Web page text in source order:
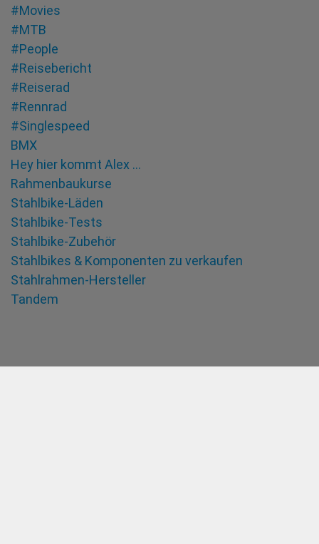
#Movies
#MTB
#People
#Reisebericht
#Reiserad
#Rennrad
#Singlespeed
BMX
Hey hier kommt Alex …
Rahmenbaukurse
Stahlbike-Läden
Stahlbike-Tests
Stahlbike-Zubehör
Stahlbikes & Komponenten zu verkaufen
Stahlrahmen-Hersteller
Tandem